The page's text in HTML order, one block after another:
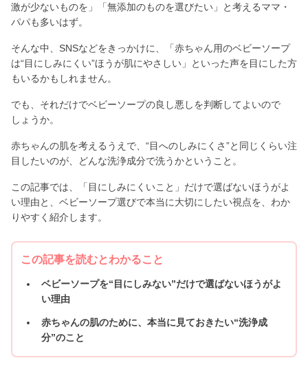
激が少ないものを」「無添加のものを選びたい」と考えるママ・
パパも多いはず。
そんな中、SNSなどをきっかけに、「赤ちゃん用のベビーソープ
は“目にしみにくい”ほうが肌にやさしい」といった声を目にした方
もいるかもしれません。
でも、それだけでベビーソープの良し悪しを判断してよいので
しょうか。
赤ちゃんの肌を考えるうえで、“目へのしみにくさ”と同じくらい注
目したいのが、どんな洗浄成分で洗うかということ。
この記事では、「目にしみにくいこと」だけで選ばないほうがよ
い理由と、ベビーソープ選びで本当に大切にしたい視点を、わか
りやすく紹介します。
この記事を読むとわかること
ベビーソープを“目にしみない”だけで選ばないほうがよ
い理由
赤ちゃんの肌のために、本当に見ておきたい“洗浄成
分”のこと